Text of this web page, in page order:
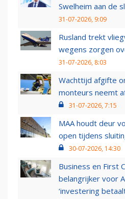
Swelheim aan de
31-07-2026, 9:09
Rusland trekt
wegens zorgen
31-07-2026, 8:03
Wachttijd afgifte
monteurs neemt
31-07-2026, 7:15
MAA houdt deur
open tijdens
30-07-2026, 14:30
Business en First
belangrijker voor
‘investering